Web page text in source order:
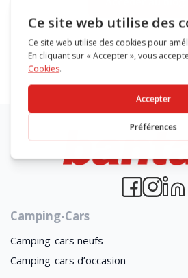
Camping-Cars
Camping-cars neufs
Camping-cars d’occasion